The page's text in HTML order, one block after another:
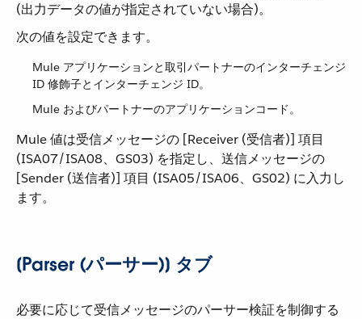
(出力データの値が指定されていない場合)。
次の値を設定できます。
Mule アプリケーションと取引パートナーのインターチェンジ
ID 修飾子とインターチェンジ ID。
Mule およびパートナーのアプリケーションコード。
Mule 値は受信メッセージの [Receiver (受信者)] 項目
(ISA07/ISA08、GS03) を指定し、送信メッセージの
[Sender (送信者)] 項目 (ISA05/ISA06、GS02) に入力し
ます。
[Parser (パーサー)] タブ
必要に応じて受信メッセージのパーサー検証を制御する